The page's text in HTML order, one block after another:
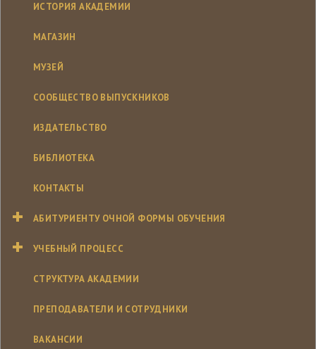
ИСТОРИЯ АКАДЕМИИ
МАГАЗИН
МУЗЕЙ
СООБЩЕСТВО ВЫПУСКНИКОВ
ИЗДАТЕЛЬСТВО
БИБЛИОТЕКА
КОНТАКТЫ
АБИТУРИЕНТУ ОЧНОЙ ФОРМЫ ОБУЧЕНИЯ
УЧЕБНЫЙ ПРОЦЕСС
СТРУКТУРА АКАДЕМИИ
ПРЕПОДАВАТЕЛИ И СОТРУДНИКИ
ВАКАНСИИ